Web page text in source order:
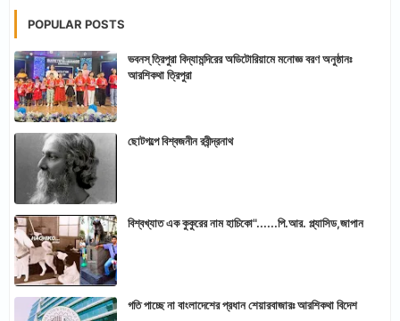
POPULAR POSTS
ভবনস্ ত্রিপুরা বিদ্যামন্দিরের অডিটোরিয়ামে মনোজ্ঞ বরণ অনুষ্ঠানঃ
আরশিকথা ত্রিপুরা
ছোটগল্পে বিশ্বজনীন রবীন্দ্রনাথ
বিশ্বখ্যাত এক কুকুরের নাম হাচিকো"......পি.আর. প্ল্যাসিড,জাপান
গতি পাচ্ছে না বাংলাদেশের প্রধান শেয়ারবাজারঃ আরশিকথা বিদেশ